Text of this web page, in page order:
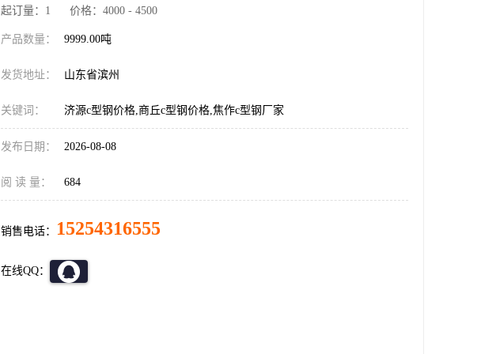
起订量：1 价格：4000 - 4500
产品数量： 9999.00吨
发货地址： 山东省滨州
关键词： 济源c型钢价格,商丘c型钢价格,焦作c型钢厂家
发布日期： 2026-08-08
阅 读 量： 684
销售电话： 15254316555
在线QQ：